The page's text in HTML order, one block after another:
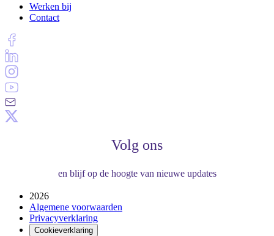
Werken bij
Contact
Volg ons
en blijf op de hoogte van nieuwe updates
2026
Algemene voorwaarden
Privacyverklaring
Cookieverklaring